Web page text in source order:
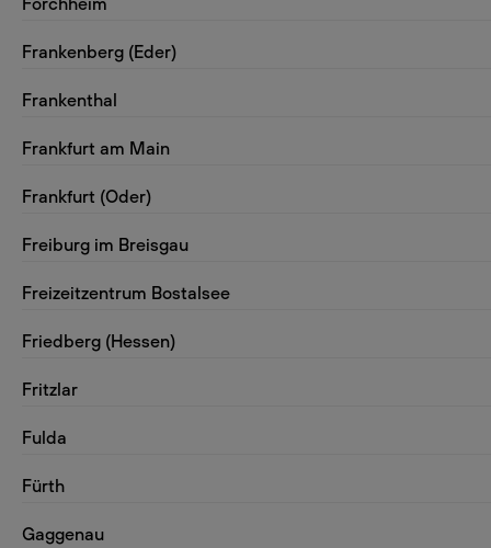
Frankenberg (Eder)
Frankenthal
Frankfurt am Main
Frankfurt (Oder)
Freiburg im Breisgau
Freizeitzentrum Bostalsee
Friedberg (Hessen)
Fritzlar
Fulda
Fürth
Gaggenau